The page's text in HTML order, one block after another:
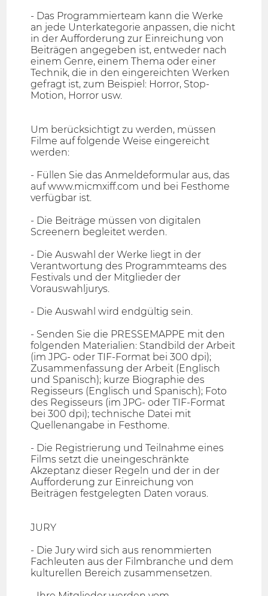
- Das Programmierteam kann die Werke
an jede Unterkategorie anpassen, die nicht
in der Aufforderung zur Einreichung von
Beiträgen angegeben ist, entweder nach
einem Genre, einem Thema oder einer
Technik, die in den eingereichten Werken
gefragt ist, zum Beispiel: Horror, Stop-
Motion, Horror usw.
Um berücksichtigt zu werden, müssen
Filme auf folgende Weise eingereicht
werden:
- Füllen Sie das Anmeldeformular aus, das
auf www.micmxiff.com und bei Festhome
verfügbar ist.
- Die Beiträge müssen von digitalen
Screenern begleitet werden.
- Die Auswahl der Werke liegt in der
Verantwortung des Programmteams des
Festivals und der Mitglieder der
Vorauswahljurys.
- Die Auswahl wird endgültig sein.
- Senden Sie die PRESSEMAPPE mit den
folgenden Materialien: Standbild der Arbeit
(im JPG- oder TIF-Format bei 300 dpi);
Zusammenfassung der Arbeit (Englisch
und Spanisch); kurze Biographie des
Regisseurs (Englisch und Spanisch); Foto
des Regisseurs (im JPG- oder TIF-Format
bei 300 dpi); technische Datei mit
Quellenangabe in Festhome.
- Die Registrierung und Teilnahme eines
Films setzt die uneingeschränkte
Akzeptanz dieser Regeln und der in der
Aufforderung zur Einreichung von
Beiträgen festgelegten Daten voraus.
JURY
- Die Jury wird sich aus renommierten
Fachleuten aus der Filmbranche und dem
kulturellen Bereich zusammensetzen.